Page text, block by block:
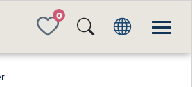
FAVORITES